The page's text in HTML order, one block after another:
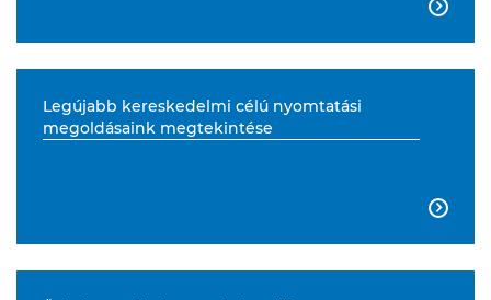

Legújabb kereskedelmi célú nyomtatási
megoldásaink megtekintése
